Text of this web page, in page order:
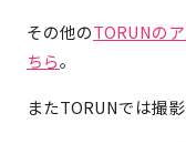
その他のTORUNの
ちら。
またTORUNでは撮